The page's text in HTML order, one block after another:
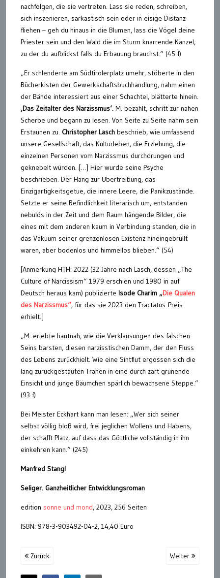
nachfolgen, die sie vertreten. Lass sie reden, schreiben,
sich inszenieren, sarkastisch sein oder in eisige Distanz
fliehen – geh du hinaus in die Blumen, lass die Vögel deine
Priester sein und den Wald die im Sturm knarrende Kanzel,
zu der du aufblickst falls du Erbauung brauchst.“ (45 f)
„Er schlenderte am Südtirolerplatz umehr, stöberte in den
Bücherkisten der Gewerkschaftsbuchhandlung, nahm einen
der Bände interessiert aus einer Schachtel, blätterte hinein.
‚Das Zeitalter des Narzissmus‘. M. bezahlt, schritt zur nahen
Scherbe und begann zu lesen. Von Seite zu Seite nahm sein
Erstaunen zu. Christopher Lasch beschrieb, wie umfassend
unsere Gesellschaft, das Kulturleben, die Erziehung, die
einzelnen Personen vom Narzissmus durchdrungen und
geknebelt würden. […] Hier wurde seine Psyche
beschrieben. Der Hang zur Übertreibung, das
Einzigartigkeitsgetue, die innere Leere, die Panikzustände.
Setzte er seine Befindlichkeit literarisch um, entstanden
nebulös in der Zeit und dem Raum hängende Bilder, die
eines mit dem anderen kaum in Verbindung standen, die in
das Vakuum seiner grenzenlosen Existenz hineingebrüllt
waren, aber bodenlos und himmellos blieben.“ (54)
[Anmerkung HTH: 2022 (32 Jahre nach Lasch, dessen „The
Culture of Narcissism“ 1979 erschien und 1980 in auf
Deutsch heraus kam) publizierte Isode Charim „Die Qualen
des Narzissmus“, für das sie 2023 den Tractatus-Preis
erhielt.]
„M. erlebte hautnah, wie die Verklausungen des falschen
Seins barsten, diesen narzisstischen Damm, der den Fluss
des Lebens zurückhielt. Wie eine Sintflut ergossen sich die
lang zurückgestauten Tränen in eine durch zart grünende
Einsicht und junge Bäumchen spärlich bewachsene Steppe.“
(93 f)
Bei Meister Eckhart kann man lesen: „Wer sich seiner
selbst völlig bloß wird, frei jeglichen Wollens und Habens,
der schafft Platz, auf dass das Göttliche vollständig in ihn
einkehren kann.“ (245)
Manfred Stangl
Seliger. Ganzheitlicher Entwicklungsroman
edition sonne und mond, 2023, 256 Seiten
ISBN: 978-3-903492-04-2, 14,40 Euro
Zurück Weiter